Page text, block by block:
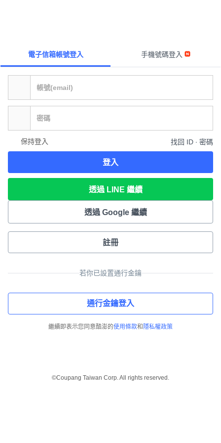
電子信箱帳號登入 手機號碼登入
保持登入 找回 ID ∙ 密碼
登入
透過 LINE 繼續
透過 Google 繼續
註冊
若你已設置通行金鑰
通行金鑰登入
繼續即表示您同意酷澎的使用條款和 隱私權政策
©Coupang Taiwan Corp. All rights reserved.